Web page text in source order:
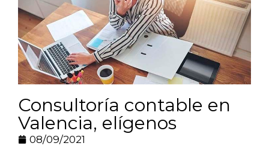
Consultoría contable en
Valencia, elígenos
08/09/2021